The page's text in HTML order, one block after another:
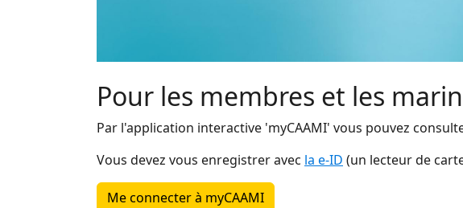
Pour les membres et les
Par l'application interactive 'myCAAMI' vous pouvez
Vous devez vous enregistrer avec la e-ID (un lecteur de
Me connecter à myCAAMI